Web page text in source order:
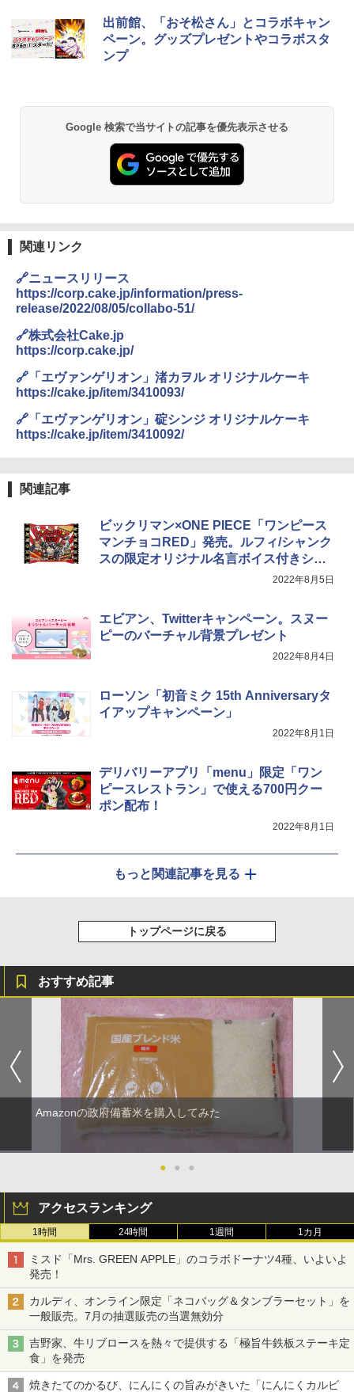
1
[山善] スチームオーブンレンジ 25L 一人
暮らし 二人暮らし フラットテーブル ス
チーム調理 自動メニュー19種搭載 角皿
シャープ 過熱水蒸気 オーブンレンジ 26
L コンベクション 2段調理 ホワイト RE-
SS26B-W
￥32,800
ーム調理 フラットテーブル トースト機
能 自動メニュー33種 簡単お手入れ ブラ
ック YRZ-WF150TV(B)
￥26,130
ジ 石窯ドーム ER-D80A(K) ブラック 25
0℃ 1段調理 フラットテーブル 電子レン
ジ 赤外線センサー ノンフライ調理 簡単
5
シャープ ウォーターオーブン ヘルシオ
AX-XJ1-B ブラック 30L 2段調理 コンベ
￥44,800
出前館、「おそ松さん」とコラボキャン
ペーン。グッズプレゼントやコラボスタ
ンプ
Google 検索で当サイトの記事を優先表示させる
関連リンク
🔗ニュースリリース
https://corp.cake.jp/information/press-
release/2022/08/05/collabo-51/
🔗株式会社Cake.jp
https://corp.cake.jp/
🔗「エヴァンゲリオン」渚カヲル オリジナルケーキ
https://cake.jp/item/3410093/
🔗「エヴァンゲリオン」碇シンジ オリジナルケーキ
https://cake.jp/item/3410092/
関連記事
ビックリマン×ONE PIECE「ワンピース
マンチョコRED」発売。ルフィ/シャンク
スの限定オリジナル名言ボイス付きシー
2022年8月5日
エビアン、Twitterキャンペーン。スヌー
ピーのバーチャル背景プレゼント
2022年8月4日
ローソン「初音ミク 15th Anniversaryタ
イアップキャンペーン」
2022年8月1日
デリバリーアプリ「menu」限定「ワン
ピースレストラン」で使える700円クー
ポン配布！
2022年8月1日
もっと関連記事を見る
トップページに戻る
おすすめ記事
Amazonの政府備蓄米を購入してみた
● ● ●
アクセスランキング
1時間 24時間 1週間 1カ月
ミスド「Mrs. GREEN APPLE」のコラボドーナツ4種、いよいよ
発売！
カルディ、オンライン限定「ネコバッグ＆タンブラーセット」を
一般販売。7月の抽選販売の当選無効分
吉野家、牛リブロースを熱々で提供する「極旨牛鉄板ステーキ定
食」を発売
焼きたてのかるび、にんにくの旨みがきいた「にんにくカルビ